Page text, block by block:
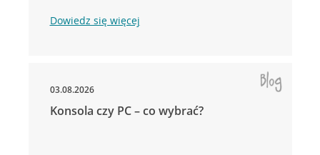
Dowiedz się więcej
03.08.2026
Konsola czy PC – co wybrać?